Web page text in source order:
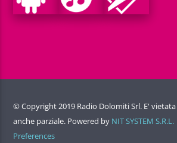
© Copyright 2019 Radio Dolomiti Srl. E'
anche parziale. Powered by NIT SYSTEM S.R.L.
Preferences